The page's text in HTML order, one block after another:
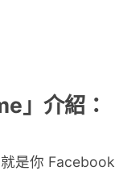
」介紹：
是你 Facebook